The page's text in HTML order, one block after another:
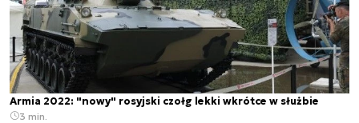
Armia 2022: "nowy" rosyjski czołg lekki wkrótce w służbie
3 min.